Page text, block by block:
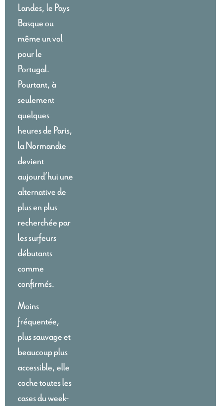
Landes, le Pays
Basque ou
même un vol
pour le
Portugal.
Pourtant, à
seulement
quelques
heures de Paris,
la Normandie
devient
aujourd’hui une
alternative de
plus en plus
recherchée par
les surfeurs
débutants
comme
confirmés.
Moins
fréquentée,
plus sauvage et
beaucoup plus
accessible, elle
coche toutes les
cases du week-